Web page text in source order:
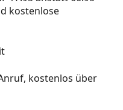
kostenlose
kostenlos über